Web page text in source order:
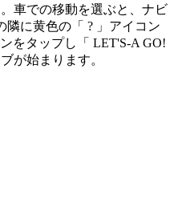
車での移動を選ぶと、ナビ
隣に黄色の「 ? 」アイコン
をタップし「 LET'S-A GO!
が始まります。